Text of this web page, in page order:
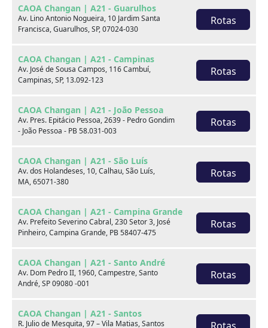
CAOA Changan | A21 - Guarulhos
Av. Lino Antonio Nogueira, 10 Jardim Santa
Francisca, Guarulhos, SP, 07024-030
Rotas
CAOA Changan | A21 - Campinas
Av. José de Sousa Campos, 116 Cambuí,
Campinas, SP, 13.092-123
Rotas
CAOA Changan | A21 - João Pessoa
Av. Pres. Epitácio Pessoa, 2639 - Pedro Gondim
- João Pessoa - PB 58.031-003
Rotas
CAOA Changan | A21 - São Luís
Av. dos Holandeses, 10, Calhau, São Luís,
MA, 65071-380
Rotas
CAOA Changan | A21 - Campina Grande
Av. Prefeito Severino Cabral, 230 Setor 3, José
Pinheiro, Campina Grande, PB 58407-475
Rotas
CAOA Changan | A21 - Santo André
Av. Dom Pedro II, 1960, Campestre, Santo
André, SP 09080 -001
Rotas
CAOA Changan | A21 - Santos
R. Julio de Mesquita, 97 – Vila Matias, Santos
Rotas
xxx
xxx
xxx
xxxxxx/xxxxxx
xxxxxx/xxxxxx
xxx
Consulte por marca